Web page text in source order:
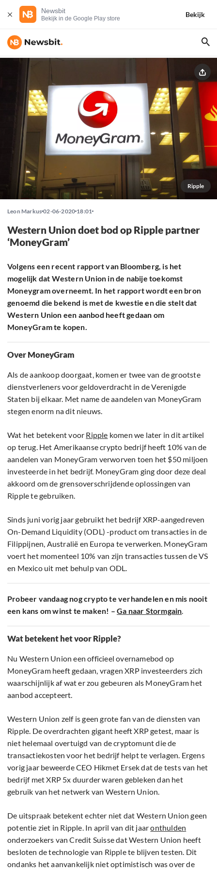
Newsbit
Bekijk in de Google Play store
Bekijk
Ripple
Leon Markus 02-06-2020 18:01
Western Union doet bod op Ripple partner
‘MoneyGram’
Volgens een recent rapport van Bloomberg, is het
mogelijk dat Western Union in de nabije toekomst
Moneygram overneemt. In het rapport wordt een bron
genoemd die bekend is met de kwestie en die stelt dat
Western Union een aanbod heeft gedaan om
MoneyGram te kopen.
Over MoneyGram
Als de aankoop doorgaat, komen er twee van de grootste
dienstverleners voor geldoverdracht in de Verenigde
Staten bij elkaar. Met name de aandelen van MoneyGram
stegen enorm na dit nieuws.
Wat het betekent voor Ripple komen we later in dit artikel
op terug. Het Amerikaanse crypto bedrijf heeft 10% van de
aandelen van MoneyGram verworven toen het $50 miljoen
investeerde in het bedrijf. MoneyGram ging door deze deal
akkoord om de grensoverschrijdende oplossingen van
Ripple te gebruiken.
Sinds juni vorig jaar gebruikt het bedrijf XRP-aangedreven
On-Demand Liquidity (ODL) -product om transacties in de
Filippijnen, Australië en Europa te verwerken. MoneyGram
voert het momenteel 10% van zijn transacties tussen de VS
en Mexico uit met behulp van ODL.
Probeer vandaag nog crypto te verhandelen en mis nooit
een kans om winst te maken! – Ga naar Stormgain.
Wat betekent het voor Ripple?
Nu Western Union een officieel overnamebod op
MoneyGram heeft gedaan, vragen XRP investeerders zich
waarschijnlijk af wat er zou gebeuren als MoneyGram het
aanbod accepteert.
Western Union zelf is geen grote fan van de diensten van
Ripple. De overdrachten gigant heeft XRP getest, maar is
niet helemaal overtuigd van de cryptomunt die de
transactiekosten voor het bedrijf helpt te verlagen. Ergens
vorig jaar beweerde CEO Hikmet Ersek dat de tests van het
bedrijf met XRP 5x duurder waren gebleken dan het
gebruik van het netwerk van Western Union.
De uitspraak betekent echter niet dat Western Union geen
potentie ziet in Ripple. In april van dit jaaronthulden
onderzoekers van Credit Suisse dat Western Union heeft
besloten de technologie van Ripple te blijven testen. Dit
ondanks het aanvankelijk niet optimistisch was over de